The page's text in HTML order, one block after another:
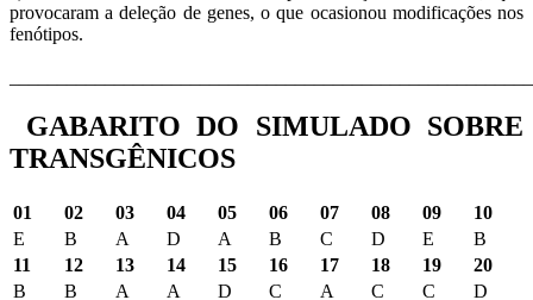
provocaram a deleção de genes, o que ocasionou modificações nos
fenótipos.
GABARITO DO SIMULADO SOBRE
TRANSGÊNICOS
01 02 03 04 05 06 07 08 09
10
E
B A D A B C D E
B
11
12 13 14 15 16 17 18 19
20
B
B A A D C A C C
D